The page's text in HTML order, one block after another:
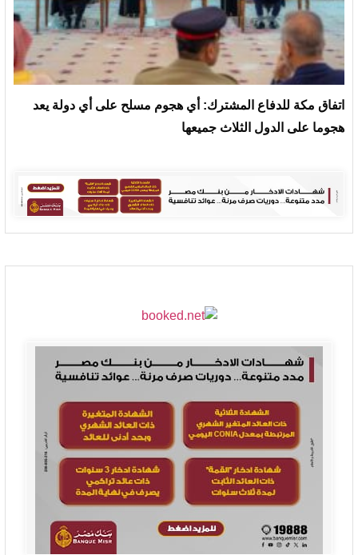
‏اتفاق مكة للدفاع المشترك: أي هجوم مسلح على أي دولة يعد
هجوما على الدول الثلاث جميعها